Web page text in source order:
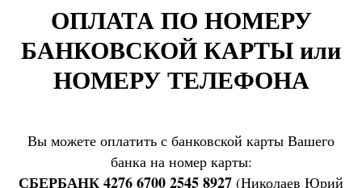
ОПЛАТА ПО НОМЕРУ
БАНКОВСКОЙ КАРТЫ или
НОМЕРУ ТЕЛЕФОНА
Вы можете оплатить с банковской карты Вашего
банка на номер карты:
СБЕРБАНК 4276 6700 2545 8927 (Николаев Юрий